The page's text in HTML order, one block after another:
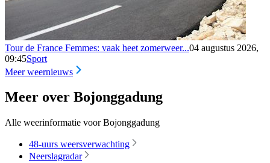
Tour de France Femmes: vaak heet zomerweer...04 augustus 2026,
09:45Sport
Meer weernieuws
Meer over Bojonggadung
Alle weerinformatie voor Bojonggadung
48-uurs weersverwachting
Neerslagradar